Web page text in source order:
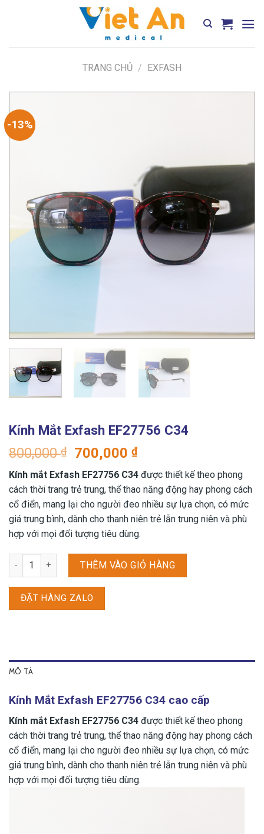
TRANG CHỦ / EXFASH
-13%
Kính Mắt Exfash EF27756 C34
800,000₫
Giá
gốc
là:
800,000 ₫.
700,000₫Giá
hiện
tại
là:
700,000 ₫.
Kính mắt Exfash EF27756 C34 được thiết kế theo phong
cách thời trang trẻ trung, thể thao năng động hay phong cách
cổ điển, mang lại cho người đeo nhiều sự lựa chọn, có mức
giá trung bình, dành cho thanh niên trẻ lẫn trung niên và phù
hợp với mọi đối tượng tiêu dùng.
Kính Mắt Exfash EF27756 C34 số lượng
THÊM VÀO GIỎ HÀNG
ĐẶT HÀNG ZALO
MÔ TẢ
Kính Mắt Exfash EF27756 C34 cao cấp
Kính mắt Exfash EF27756 C34 được thiết kế theo phong
cách thời trang trẻ trung, thể thao năng động hay phong cách
cổ điển, mang lại cho người đeo nhiều sự lựa chọn, có mức
giá trung bình, dành cho thanh niên trẻ lẫn trung niên và phù
hợp với mọi đối tượng tiêu dùng.